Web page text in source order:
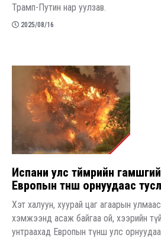
Трамп-Путин нар уулзав.
2025/08/16
Испани улс түймрийн
Европын түнш орнуудаас
Хэт халуун, хуурай цаг агаарын
хэмжээнд асаж байгаа ой, хээрийн
унтраахад Европын түнш улс